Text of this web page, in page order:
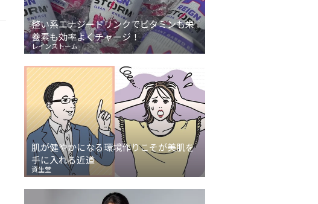
整い系エナジードリンクでビタミンも栄
養素も効率よくチャージ！
レインストーム
肌が健やかになる環境作りこそが美肌を
手に入れる近道
資生堂